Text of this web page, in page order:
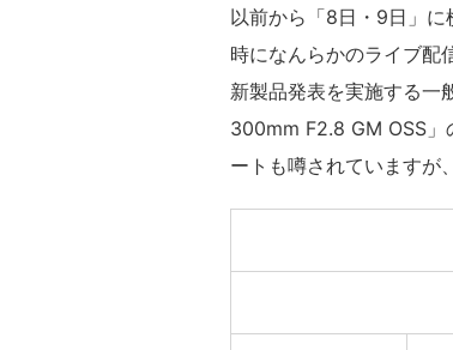
以前から「8日・9日」
時になんらかのライブ配
新製品発表を実施する一
300mm F2.8 GM OSS」
ートも噂されていますが